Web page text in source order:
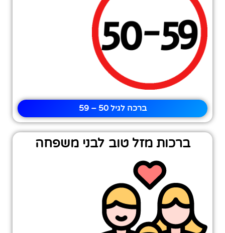
ברכה לגיל 50 – 59
ברכות מזל טוב לבני משפחה